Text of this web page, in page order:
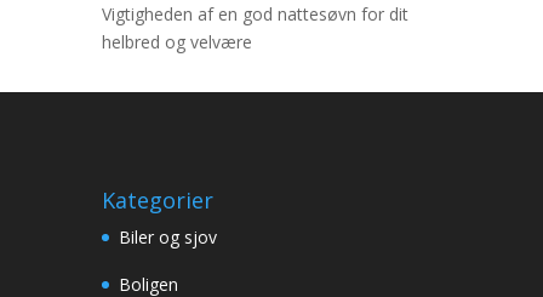
Vigtigheden af en god nattesøvn for dit
helbred og velvære
Kategorier
Biler og sjov
Boligen